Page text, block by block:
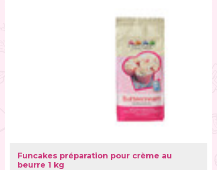
Funcakes préparation pour crème au
beurre 1 kg